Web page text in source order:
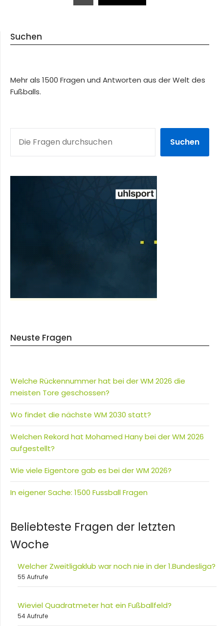
Suchen
Mehr als 1500 Fragen und Antworten aus der Welt des
Fußballs.
Suchen
Neuste Fragen
Welche Rückennummer hat bei der WM 2026 die
meisten Tore geschossen?
Wo findet die nächste WM 2030 statt?
Welchen Rekord hat Mohamed Hany bei der WM 2026
aufgestellt?
Wie viele Eigentore gab es bei der WM 2026?
In eigener Sache: 1500 Fussball Fragen
Beliebteste Fragen der letzten
Woche
Welcher Zweitligaklub war noch nie in der 1.Bundesliga?
55 Aufrufe
Wieviel Quadratmeter hat ein Fußballfeld?
54 Aufrufe